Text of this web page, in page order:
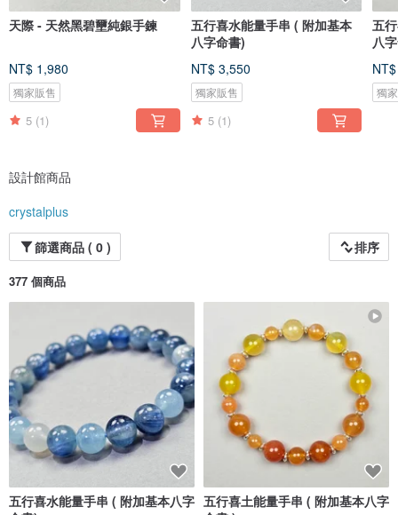
天際 - 天然黑碧壐純銀手鍊
NT$ 1,980
獨家販售
5 (1)
五行喜水能量手串 ( 附加基本
八字命書)
NT$ 3,550
獨家販售
5 (1)
五
八
獨
設計館商品
crystalplus
篩選商品 ( 0 )
排序
377 個商品
五行喜水能量手串 ( 附加基本八字 五行喜土能量手串 ( 附加基本八字